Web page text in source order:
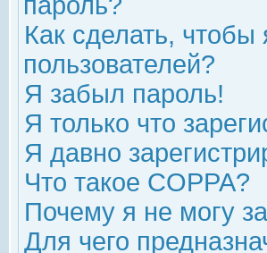
Как сделать, чтобы
пользователей?
Я забыл пароль!
Я только что
Я давно
Что такое COPPA?
Почему я не могу
Для чего